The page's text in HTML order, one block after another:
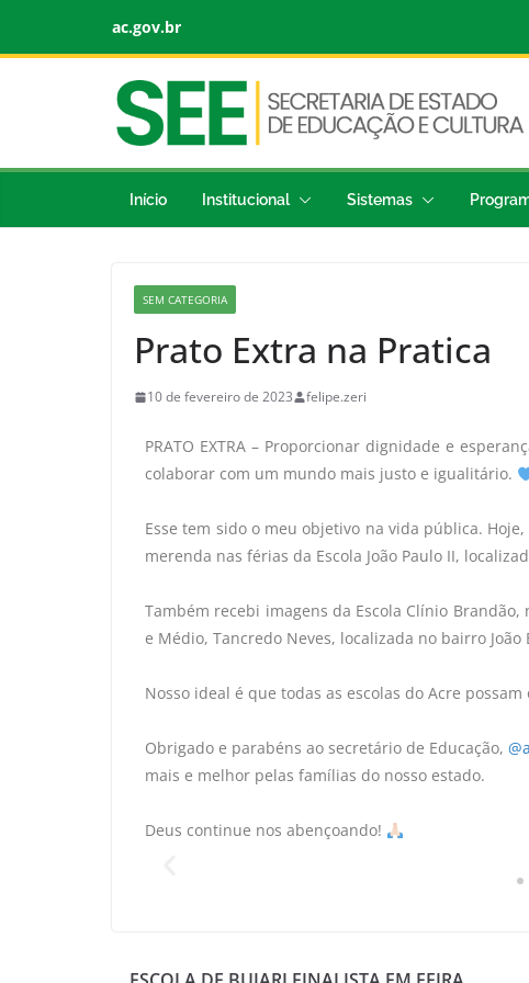
ac.gov.br
Início Institucional Sistemas
SEM CATEGORIA
Prato Extra na Pratica
10 de fevereiro de 2023 felipe.zeri
PRATO EXTRA – Proporcionar dignidade e
colaborar com um mundo mais justo e igualitário.
Esse tem sido o meu objetivo na vida pública.
merenda nas férias da Escola João Paulo II,
Também recebi imagens da Escola Clínio
e Médio, Tancredo Neves, localizada no bairro João
Nosso ideal é que todas as escolas do Acre
Obrigado e parabéns ao secretário de Educação,
mais e melhor pelas famílias do nosso estado.
Deus continue nos abençoando!